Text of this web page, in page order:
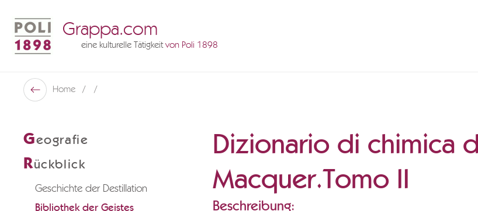
Grappa.com
eine kulturelle Tätigkeitvon Poli 1898
Zurück
Home
Geografie
Rückblick
Geschichte der Destillation
Bibliothek der Geistes
Dizionario di chimica
Macquer.Tomo II
Beschreibung: